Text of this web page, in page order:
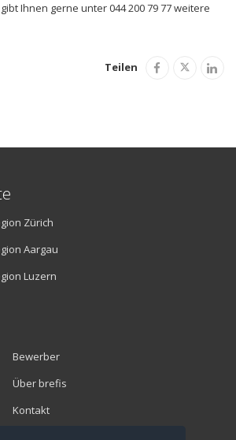
Ihnen gerne unter 044 200 79 77 weitere
Teilen
Zürich
Aargau
Luzern
Bewerber
Über brefis
Kontakt